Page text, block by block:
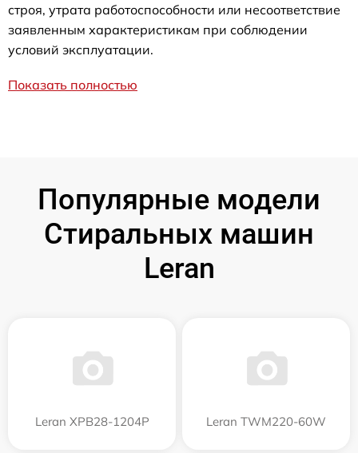
строя, утрата работоспособности или несоответствие
заявленным характеристикам при соблюдении
условий эксплуатации.
Показать полностью
Популярные модели
Стиральных машин
Leran
Leran XPB28-1204P Leran TWM220-60W